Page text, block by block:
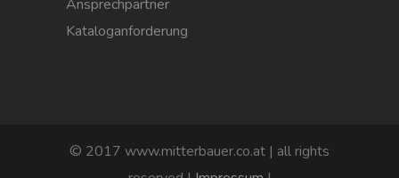
Ansprechpartner
Kataloganforderung
© 2017 www.mitterbauer.co.at | all rights